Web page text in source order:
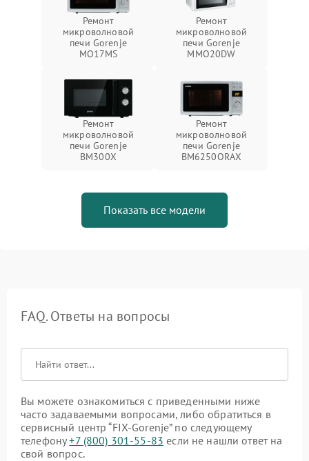
Ремонт
микроволновой
печи Gorenje
MO17MS
Ремонт
микроволновой
печи Gorenje
MMO20DW
Ремонт
микроволновой
печи Gorenje
BM300X
Ремонт
микроволновой
печи Gorenje
BM6250ORAX
Показать все модели
FAQ. Ответы на вопросы
Вы можете ознакомиться с приведенными ниже
часто задаваемыми вопросами, либо обратиться в
сервисный центр “FIX-Gorenje” по следующему
телефону+7 (800) 301-55-83 если не нашли ответ на
свой вопрос.